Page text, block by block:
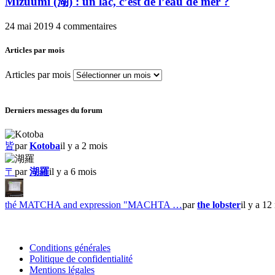
24 mai 2019 4 commentaires
Articles par mois
Articles par mois
Derniers messages du forum
皆parKotobail y a 2 mois
〒 par湖羅il y a 6 mois
thé MATCHA and expression "MACHTA …parthe lobsteril y a 12
Conditions générales
Politique de confidentialité
Mentions légales